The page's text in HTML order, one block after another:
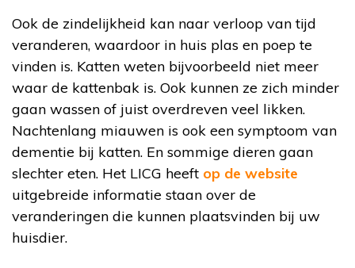
Ook de zindelijkheid kan naar verloop van tijd
veranderen, waardoor in huis plas en poep te
vinden is. Katten weten bijvoorbeeld niet meer
waar de kattenbak is. Ook kunnen ze zich minder
gaan wassen of juist overdreven veel likken.
Nachtenlang miauwen is ook een symptoom van
dementie bij katten. En sommige dieren gaan
slechter eten. Het LICG heeft op de website
uitgebreide informatie staan over de
veranderingen die kunnen plaatsvinden bij uw
huisdier.